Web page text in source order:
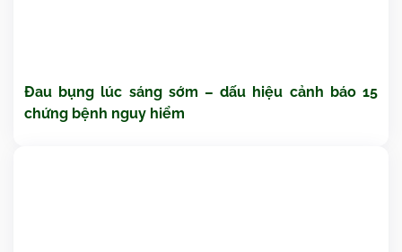
Đau bụng lúc sáng sớm – dấu hiệu cảnh báo 15
chứng bệnh nguy hiểm